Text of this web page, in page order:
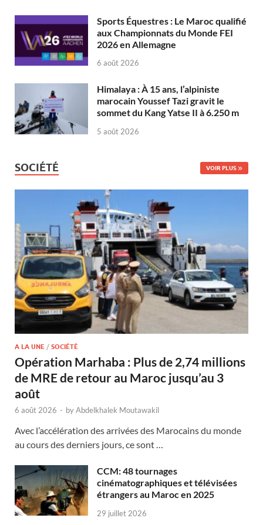
Sports Équestres : Le Maroc qualifié
aux Championnats du Monde FEI
2026 en Allemagne
6 août 2026
Himalaya : À 15 ans, l’alpiniste
marocain Youssef Tazi gravit le
sommet du Kang Yatse II à 6.250 m
5 août 2026
SOCIÉTÉ VOIR PLUS
A LA UNE / SOCIÉTÉ
Opération Marhaba : Plus de 2,74 millions
de MRE de retour au Maroc jusqu’au 3
août
6 août 2026 - byAbdelkhalek Moutawakil
Avec l’accélération des arrivées des Marocains du monde
au cours des derniers jours, ce sont …
CCM: 48 tournages
cinématographiques et télévisées
étrangers au Maroc en 2025
29 juillet 2026